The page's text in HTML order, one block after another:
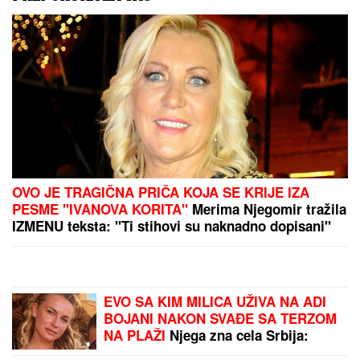
MLADIĆ UMALO
PREMINUO U GRČKOJ
ZBOG OVOG CVETA:Za
dlaku izbegnuta tragedija
"JA TRAŽIM BIKOVE I